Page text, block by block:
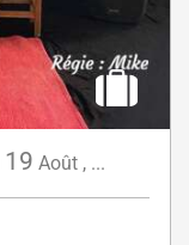
19 Août, ...